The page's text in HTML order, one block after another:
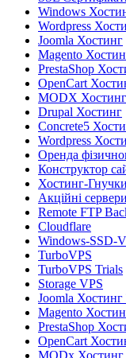
Windows
Wordpress
Joomla Хостинг
Magento
PrestaShop
OpenCart
MODX Хостинг
Drupal Хостинг
Concrete5
Wordpress
Оренда
Конструктор
Хостинг-
Акційні
Remote FTP
Cloudflare
Windows-SSD-
TurboVPS
TurboVPS Trials
Storage VPS
Joomla Хостинг
Magento
PrestaShop
OpenCart
MODx Хостинг